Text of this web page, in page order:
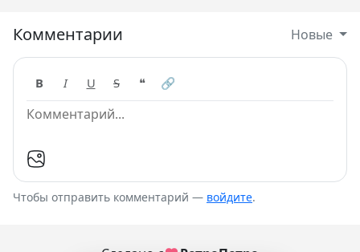
Комментарии Новые
B I U S ❝ 🔗
Чтобы отправить комментарий — войдите.